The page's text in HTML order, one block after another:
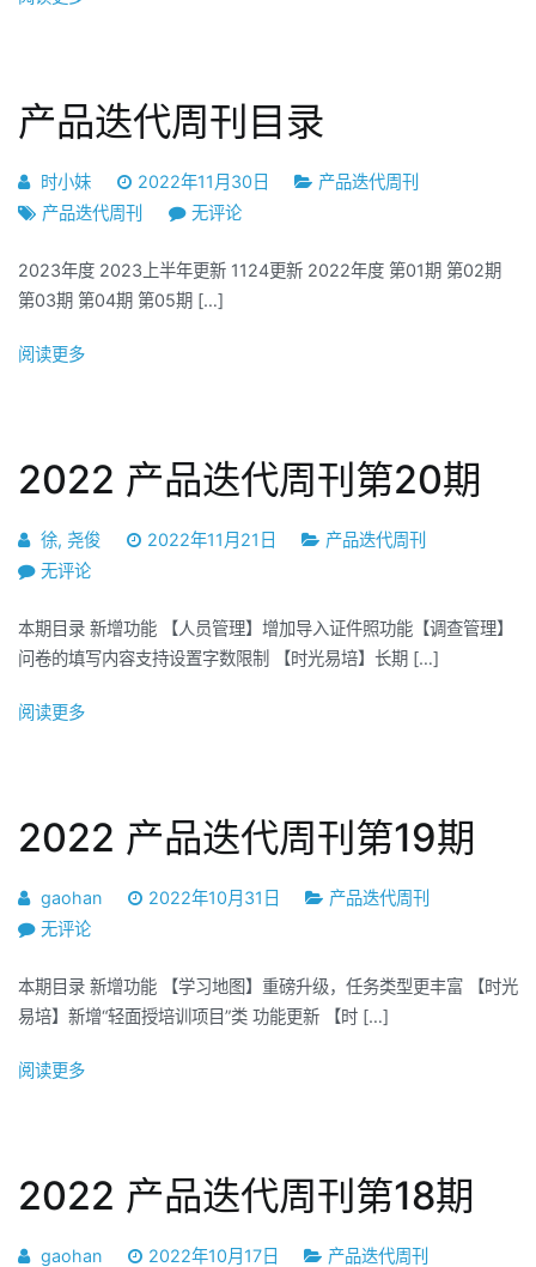
期
产品迭代周刊目录
时小妹 2022年11月30日
产品迭代周刊
产品迭代周刊
产
迭
代
无评论
2023年度 2023上半年更新 1124更新 2022年度 第01期 第02期
第03期 第04期 第05期 […]
阅读更多
2022 产品迭代周刊第20期
徐, 尧俊 2022年11月21日
产品迭代周刊
2022
品
迭
周
期
无评论
本期目录 新增功能 【人员管理】增加导入证件照功能【调查管理】
问卷的填写内容支持设置字数限制 【时光易培】长期 […]
阅读更多
2022 产品迭代周刊第19期
gaohan 2022年10月31日
产品迭代周刊
2022
品
迭
周
期
无评论
本期目录 新增功能 【学习地图】重磅升级，任务类型更丰富 【时光
易培】新增“轻面授培训项目”类 功能更新 【时 […]
阅读更多
2022 产品迭代周刊第18期
gaohan 2022年10月17日
产品迭代周刊